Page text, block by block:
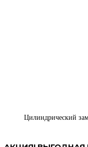
Цилиндрический